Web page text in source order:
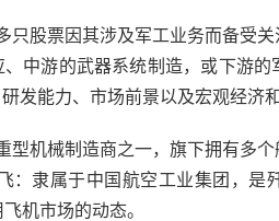
只股票因其涉及军工业务而备受
中游的武器系统制造，或下游的
发能力、市场前景以及宏观经济
型机械制造商之一，旗下拥有多
：隶属于中国航空工业集团，是
机市场的动态。